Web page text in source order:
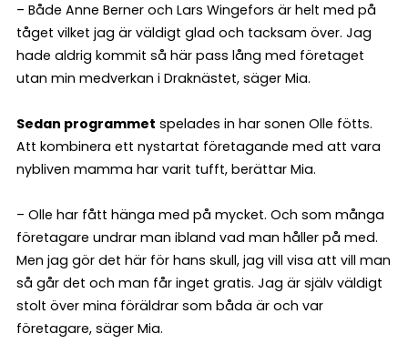
– Både Anne Berner och Lars Wingefors är helt med på
tåget vilket jag är väldigt glad och tacksam över. Jag
hade aldrig kommit så här pass lång med företaget
utan min medverkan i Draknästet, säger Mia.
Sedan programmet spelades in har sonen Olle fötts.
Att kombinera ett nystartat företagande med att vara
nybliven mamma har varit tufft, berättar Mia.
– Olle har fått hänga med på mycket. Och som många
företagare undrar man ibland vad man håller på med.
Men jag gör det här för hans skull, jag vill visa att vill man
så går det och man får inget gratis. Jag är själv väldigt
stolt över mina föräldrar som båda är och var
företagare, säger Mia.